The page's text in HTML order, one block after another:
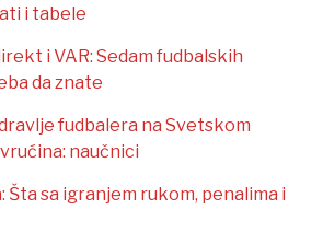
i tabele
i VAR: Sedam fudbalskih
da znate
fudbalera na Svetskom
naučnici
Šta sa igranjem rukom, penalima i